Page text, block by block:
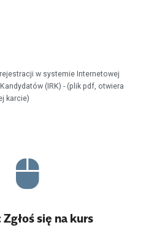
w systemie Internetowej
(IRK) - (plik pdf, otwiera
karcie)
się na kurs